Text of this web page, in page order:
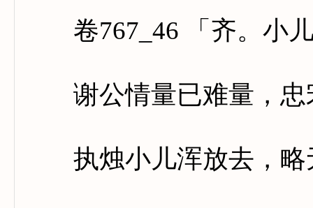
卷767_46 「齐。小儿
谢公情量已难量，忠
执烛小儿浑放去，略